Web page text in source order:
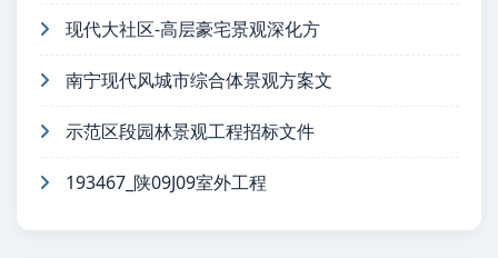
现代大社区-高层豪宅景观深化方
南宁现代风城市综合体景观方案文
示范区段园林景观工程招标文件
193467_陕09J09室外工程